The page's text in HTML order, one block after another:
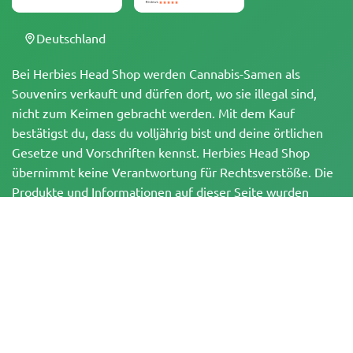
Bei Herbies Head Shop werden Cannabis-Samen als
Souvenirs verkauft und dürfen dort, wo sie illegal sind,
nicht zum Keimen gebracht werden. Mit dem Kauf
bestätigst du, dass du volljährig bist und deine örtlichen
Gesetze und Vorschriften kennst. Herbies Head Shop
übernimmt keine Verantwortung für Rechtsverstöße. Die
Produkte und Informationen auf dieser Seite wurden
Deutschland